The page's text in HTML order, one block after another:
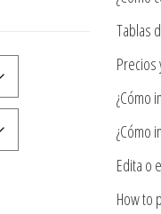
Tablas
Precios
¿Cómo
¿Cómo
Edita o
How to